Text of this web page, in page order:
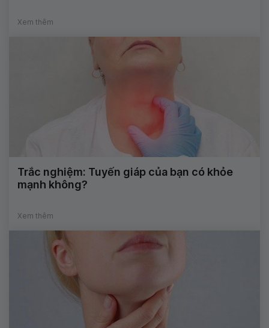
Xem thêm
Trắc nghiệm: Tuyến giáp của bạn có khỏe
mạnh không?
Xem thêm